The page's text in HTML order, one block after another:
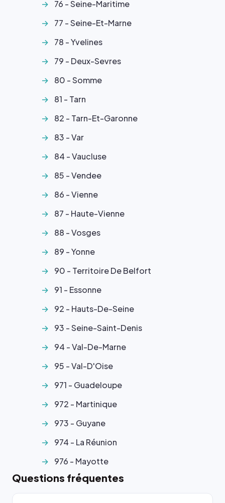
76 - Seine-Maritime
77 - Seine-Et-Marne
78 - Yvelines
79 - Deux-Sevres
80 - Somme
81 - Tarn
82 - Tarn-Et-Garonne
83 - Var
84 - Vaucluse
85 - Vendee
86 - Vienne
87 - Haute-Vienne
88 - Vosges
89 - Yonne
90 - Territoire De Belfort
91 - Essonne
92 - Hauts-De-Seine
93 - Seine-Saint-Denis
94 - Val-De-Marne
95 - Val-D'Oise
971 - Guadeloupe
972 - Martinique
973 - Guyane
974 - La Réunion
976 - Mayotte
Questions fréquentes